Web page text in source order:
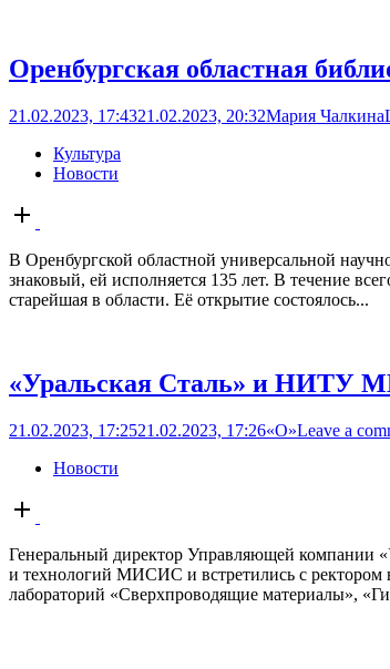
Оренбургская областная
21.02.2023, 17:4321.02.2023, 20:32Мария Чалкина
Культура
Новости
Open
post
В Оренбургской областной универсальной
знаковый, ей исполняется 135 лет. В течение
старейшая в области. Её открытие состоялось...
«Уральская Сталь» и НИТУ
21.02.2023, 17:2521.02.2023, 17:26«О»Leave a
Новости
Open
post
Генеральный директор Управляющей компании
и технологий МИСИС и встретились с ректором
лабораторий «Сверхпроводящие материалы»,